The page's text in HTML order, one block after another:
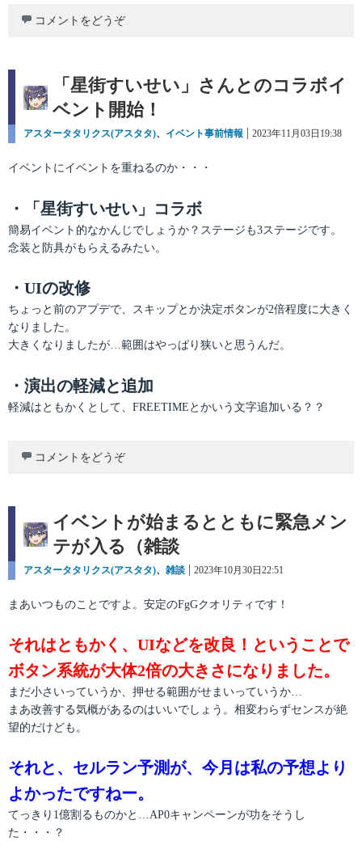
コメントをどうぞ
「星街すいせい」さんとのコラボイ
ベント開始！
カ
ゴ
アスタータタリクス(アスタタ)、 イベント事前情報
投
2023年11月03日19:38
イベントにイベントを重ねるのか・・・
・「星街すいせい」コラボ
簡易イベント的なかんじでしょうか？ステージも3ステージです。
念装と防具がもらえるみたい。
・UIの改修
ちょっと前のアプデで、スキップとか決定ボタンが2倍程度に大きく
なりました。
大きくなりましたが…範囲はやっぱり狭いと思うんだ。
・演出の軽減と追加
軽減はともかくとして、FREETIMEとかいう文字追加いる？？
コメントをどうぞ
イベントが始まるとともに緊急メン
テが入る（雑談
カ
ゴ
アスタータタリクス(アスタタ)、 雑談
投
日:
2023年10月30日22:51
まあいつものことですよ。安定のFgGクオリティです！
それはともかく、UIなどを改良！ということで
ボタン系統が大体2倍の大きさになりました。
まだ小さいっていうか、押せる範囲がせまいっていうか…
まあ改善する気概があるのはいいでしょう。相変わらずセンスが絶
望的だけども。
それと、セルラン予測が、今月は私の予想より
よかったですねー。
てっきり1億割るものかと…AP0キャンペーンが功をそうし
た・・・？